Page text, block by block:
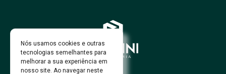
Nós usamos cookies e outras
tecnologias semelhantes para
melhorar a sua experiência em
nosso site. Ao navegar neste